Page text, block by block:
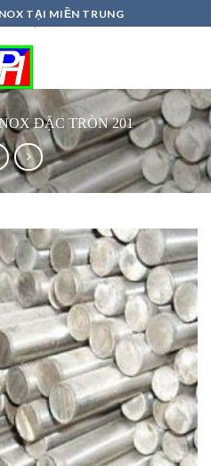
TẠI MIỀN TRUNG
ĐẶC TRÒN 201